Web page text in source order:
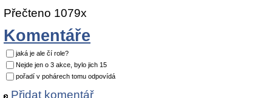
Přečteno 1079x
Komentáře
jaká je ale čí role?
Nejde jen o 3 akce, bylo jich 15
pořadí v pohárech tomu odpovídá
Přidat komentář